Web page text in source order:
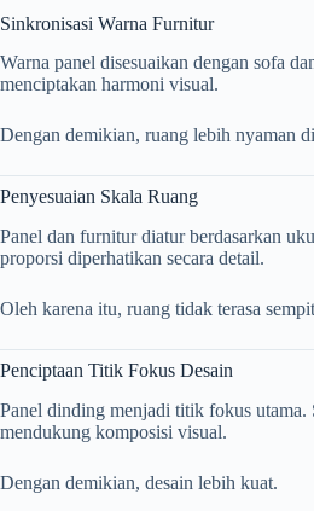
Sinkronisasi Warna Furnitur
Warna panel disesuaikan dengan sofa
menciptakan harmoni visual.
Dengan demikian, ruang lebih nyaman
Penyesuaian Skala Ruang
Panel dan furnitur diatur berdasarkan
proporsi diperhatikan secara detail.
Oleh karena itu, ruang tidak terasa
Penciptaan Titik Fokus Desain
Panel dinding menjadi titik fokus
mendukung komposisi visual.
Dengan demikian, desain lebih kuat.